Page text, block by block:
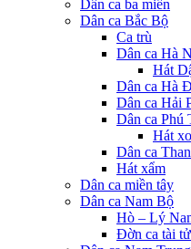
Dân ca ba miền
Dân ca Bắc Bộ
Ca trù
Dân ca Hà
Hát
Dân ca Hà
Dân ca Hải
Dân ca Phú
Hát
Dân ca
Hát xẩm
Dân ca miền tây
Dân ca Nam Bộ
Hò – Lý
Đờn ca tài tử